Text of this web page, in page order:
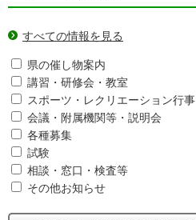
すべての情報を見る
県の催し物案内
講習・研修会・教室
スポーツ・レクリエーション行事
会議・附属機関等・説明会
各種募集
試験
相談・窓口・検査等
その他お知らせ